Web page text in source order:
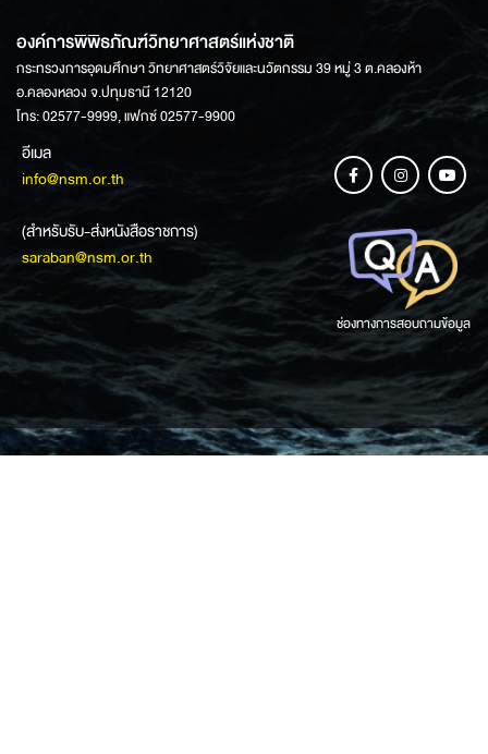
องค์การพิพิธภัณฑ์วิทยาศาสตร์แห่งชาติ
กระทรวงการอุดมศึกษา วิทยาศาสตร์วิจัยและนวัตกรรม 39 หมู่ 3 ต.คลองห้า
อ.คลองหลวง จ.ปทุมธานี 12120
โทร: 02577-9999, แฟกซ์ 02577-9900
อีเมล
info@nsm.or.th
(สำหรับรับ-ส่งหนังสือราชการ)
saraban@nsm.or.th
ช่องทางการสอบถามข้อมูล